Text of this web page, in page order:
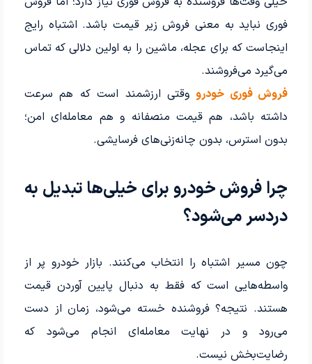
فوری نباید به معنی فروش زیر قیمت باشد. اشتباه رایج
اینجاست که برای عجله، ماشین را به اولین دلالی که تماس
می‌گیرد می‌فروشند.
فروش فوری خودرووقتی ارزشمند است که هم سرعت
داشته باشد، هم قیمت منصفانه و هم معامله‌ای امن؛
بدون استرس، بدون چانه‌زنی‌های فرسایشی.
چرا فروش خودرو برای خیلی‌ها تبدیل به
دردسر می‌شود؟
چون مسیر اشتباه را انتخاب می‌کنند. بازار خودرو پر از
واسطه‌هایی است که فقط به دنبال پایین آوردن قیمت
هستند. نتیجه؟ فروشنده خسته می‌شود، زمان از دست
می‌رود و در نهایت معامله‌ای انجام می‌شود که
رضایت‌بخش نیست.